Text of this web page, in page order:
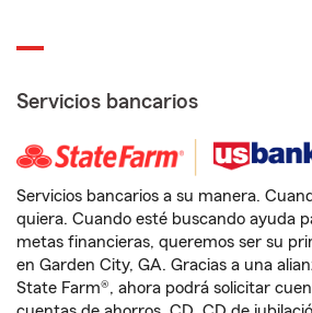
Servicios bancarios
Servicios bancarios a su manera.
quiera. Cuando esté buscando ayuda
metas financieras, queremos ser su
en Garden City, GA. Gracias a una
State Farm®, ahora podrá solicitar